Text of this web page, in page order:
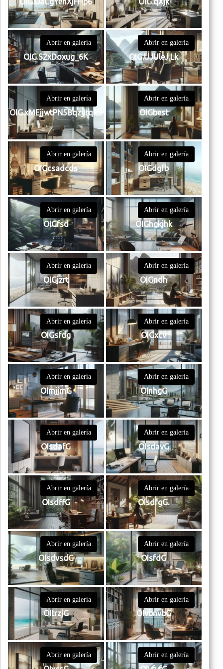
OIG.S2xDoxug_6K
Abrir en galería
OIG.UJUleJ.Lk
Abrir en galería
OIG.xMEjjwtPN5BqzyrqkB
Abrir en galería
OIGbest
Abrir en galería
OIGcsadcds
Abrir en galería
OIGdgfb
Abrir en galería
OIGfsd
Abrir en galería
OIGhgkjhk
Abrir en galería
OIGjzrt
Abrir en galería
OIGndh
Abrir en galería
OIGsfdg
Abrir en galería
OIGxcv
Abrir en galería
OImjjmG
Abrir en galería
OInhgG
Abrir en galería
OIsdafG
Abrir en galería
OIsdavG
Abrir en galería
OIsdffG
Abrir en galería
OIsdfgG.
Abrir en galería
OIsdvsdG
Abrir en galería
OIsfdG
Abrir en galería
OItrzjG
Abrir en galería
OIvbnvbG
Abrir en galería
Abrir en galería Abrir en galería